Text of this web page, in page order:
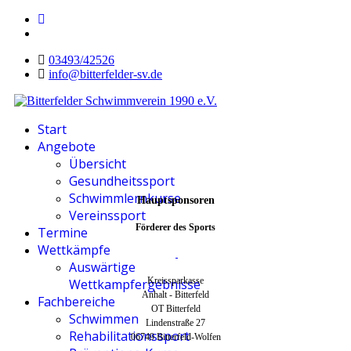
03493/42526
info@bitterfelder-sv.de
Start
Angebote
Übersicht
Gesundheitssport
Schwimmlernkurse
Vereinssport
Termine
Wettkämpfe
Auswärtige
Wettkampfergebnisse
Fachbereiche
Schwimmen
Rehabilitationssport
Hauptsponsoren
Förderer des Sports
Kreissparkasse
Anhalt - Bitterfeld
OT Bitterfeld
Lindenstraße 27
06749 Bitterfeld-Wolfen